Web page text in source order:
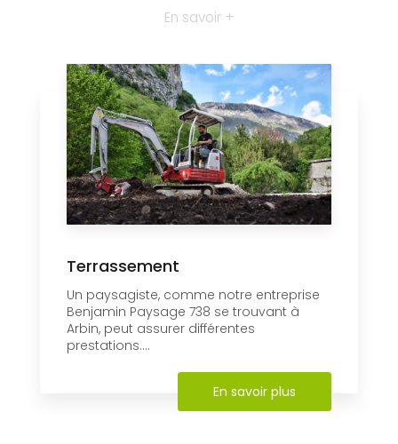
En savoir +
Terrassement
Un paysagiste, comme notre entreprise
Benjamin Paysage 738 se trouvant à
Arbin, peut assurer différentes
prestations....
En savoir plus